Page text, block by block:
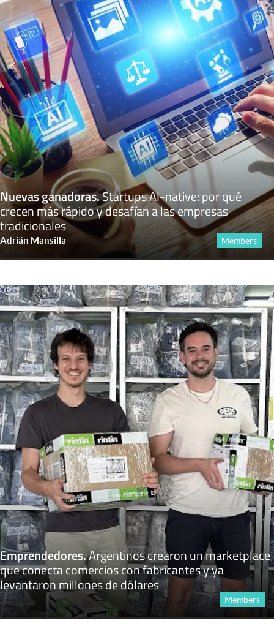
Nuevas ganadoras.Startups AI-native: por qué
crecen más rápido y desafían a las empresas
tradicionales
Adrián Mansilla Members
Emprendedores.Argentinos crearon un marketplace
que conecta comercios con fabricantes y ya
levantaron millones de dólares
Members